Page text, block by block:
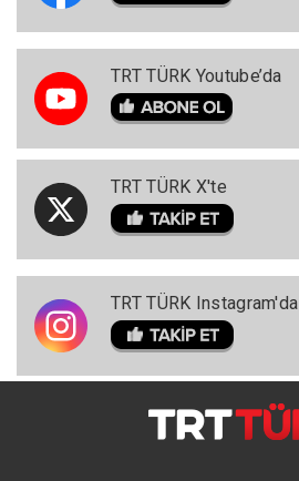
TRT TÜRK Youtube’da
TRT TÜRK X'te
TRT TÜRK Instagram'da